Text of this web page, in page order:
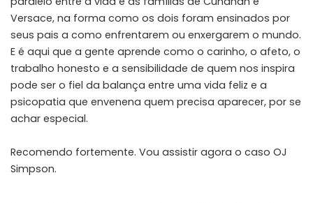
Versace, na forma como os dois foram ensinados por
seus pais a como enfrentarem ou enxergarem o mundo.
E é aqui que a gente aprende como o carinho, o afeto, o
trabalho honesto e a sensibilidade de quem nos inspira
pode ser o fiel da balança entre uma vida feliz e a
psicopatia que envenena quem precisa aparecer, por se
achar especial.
Recomendo fortemente. Vou assistir agora o caso OJ
Simpson.